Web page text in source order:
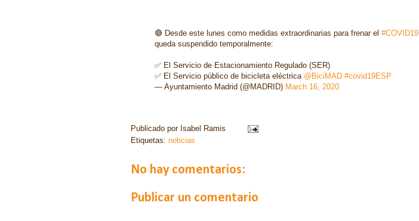
🔴 Desde este lunes como medidas extraordinarias para frenar el #COVID19
queda suspendido temporalmente:
✅ El Servicio de Estacionamiento Regulado (SER)
✅ El Servicio público de bicicleta eléctrica @BiciMAD #covid19ESP
— Ayuntamiento Madrid (@MADRID) March 16, 2020
Publicado por Isabel Ramis
Etiquetas: noticias
No hay comentarios:
Publicar un comentario